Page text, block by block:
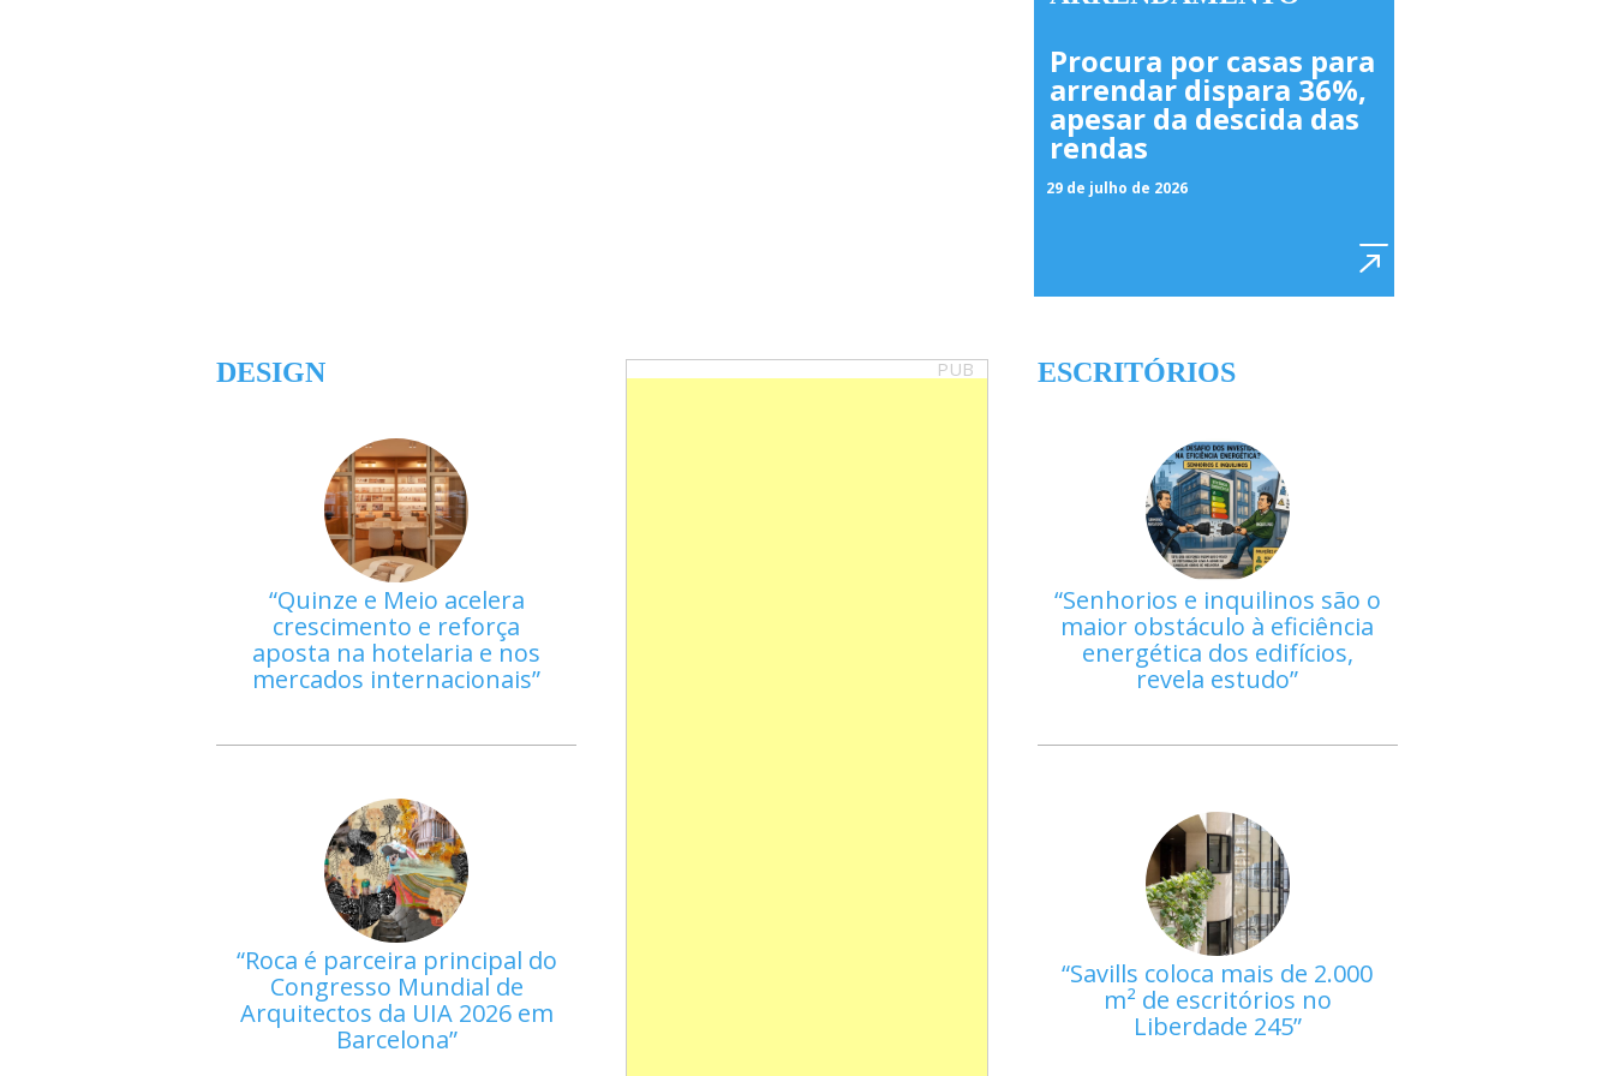
Procura por casas para
arrendar dispara 36%,
apesar da descida das
rendas
29 de julho de 2026
DESIGN
Quinze e Meio acelera
crescimento e reforça
aposta na hotelaria e nos
mercados internacionais
Roca é parceira principal do
Congresso Mundial de
Arquitectos da UIA 2026 em
Barcelona
PUB ESCRITÓRIOS
Senhorios e inquilinos são o
maior obstáculo à eficiência
energética dos edifícios,
revela estudo
Savills coloca mais de 2.000
m² de escritórios no
Liberdade 245